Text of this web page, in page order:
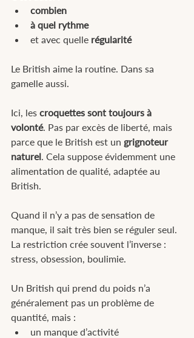
combien
à quel rythme
et avec quelle régularité
Le British aime la routine. Dans sa
gamelle aussi.
Ici, les croquettes sont toujours à
volonté. Pas par excès de liberté, mais
parce que le British est un grignoteur
naturel. Cela suppose évidemment une
alimentation de qualité, adaptée au
British.
Quand il n’y a pas de sensation de
manque, il sait très bien se réguler seul.
La restriction crée souvent l’inverse :
stress, obsession, boulimie.
Un British qui prend du poids n’a
généralement pas un problème de
quantité, mais :
un manque d’activité